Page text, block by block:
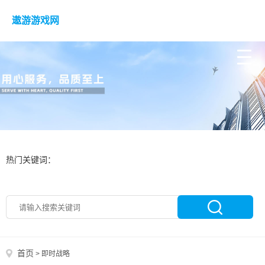
遨游游戏网
热门关键词：
首页 > 即时战略